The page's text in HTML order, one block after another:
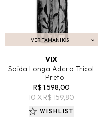
VER TAMANHOS
ADICIONAR AO CARRINHO
VIX
Saída Longa Adara Tricot
– Preto
R$ 1.598,00
10 X R$ 159,80
WISHLIST